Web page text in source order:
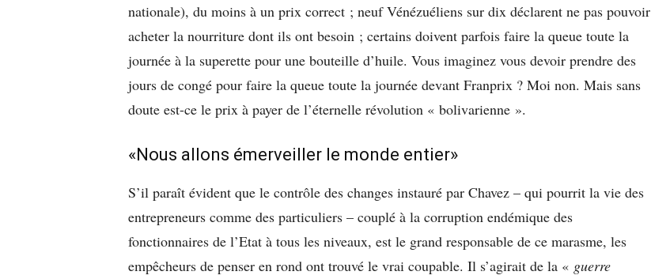
nationale), du moins à un prix correct ; neuf Vénézuéliens sur dix déclarent ne pas pouvoir
acheter la nourriture dont ils ont besoin ; certains doivent parfois faire la queue toute la
journée à la superette pour une bouteille d’huile. Vous imaginez vous devoir prendre des
jours de congé pour faire la queue toute la journée devant Franprix ? Moi non. Mais sans
doute est-ce le prix à payer de l’éternelle révolution « bolivarienne ».
«Nous allons émerveiller le monde entier»
S’il paraît évident que le contrôle des changes instauré par Chavez – qui pourrit la vie des
entrepreneurs comme des particuliers – couplé à la corruption endémique des
fonctionnaires de l’Etat à tous les niveaux, est le grand responsable de ce marasme, les
empêcheurs de penser en rond ont trouvé le vrai coupable. Il s’agirait de la « guerre